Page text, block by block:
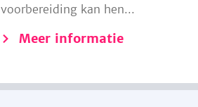
voorbereiding kan hen...
Meer informatie